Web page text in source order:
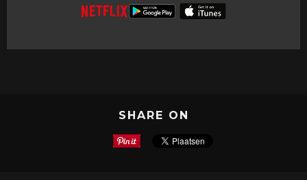
SHARE ON